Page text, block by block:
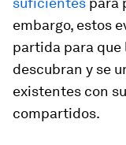
embargo, estos
partida para que
descubran y se
existentes con
compartidos.